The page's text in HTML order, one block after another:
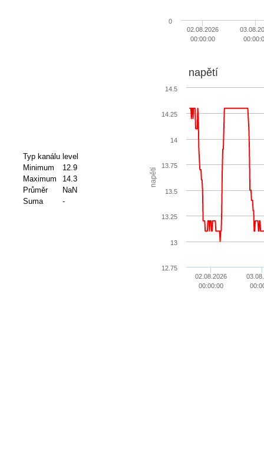
02.08.2026
00:00:00
0
Typ kanálu level
Minimum
12.9
Maximum
14.3
Průměr
NaN
Suma
-
napětí
napětí
02.08.2026
00:00:00
12.75
13
13.25
13.5
13.75
14
14.25
14.5